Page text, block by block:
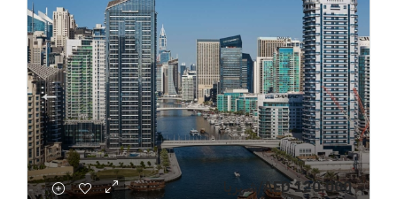
AED 120,000 /شهريا